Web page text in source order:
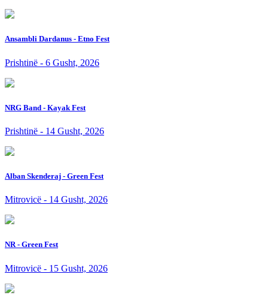
Ansambli Dardanus - Etno Fest
Prishtinë - 6 Gusht, 2026
NRG Band - Kayak Fest
Prishtinë - 14 Gusht, 2026
Alban Skenderaj - Green Fest
Mitrovicë - 14 Gusht, 2026
NR - Green Fest
Mitrovicë - 15 Gusht, 2026